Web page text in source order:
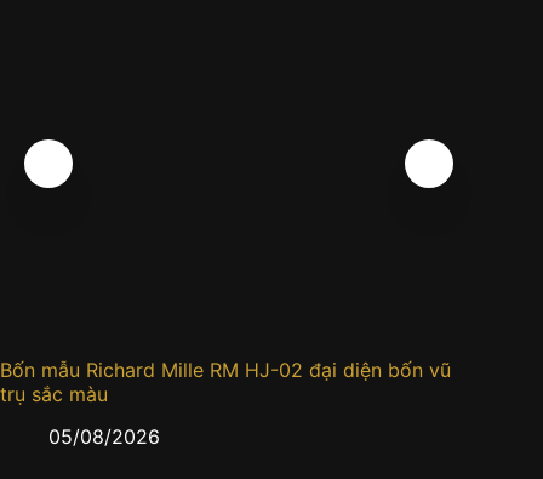
Bốn mẫu Richard Mille RM HJ-02 đại diện bốn vũ
trụ sắc màu
05/08/2026